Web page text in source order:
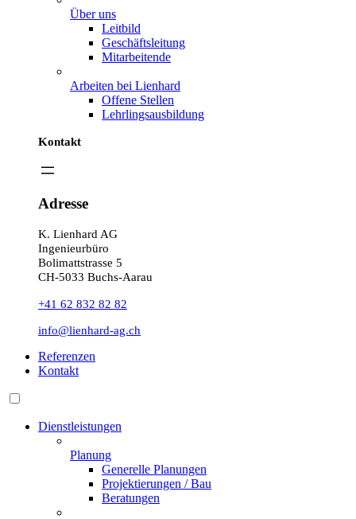
Über uns
Leitbild
Geschäftsleitung
Mitarbeitende
Arbeiten bei Lienhard
Offene Stellen
Lehrlingsausbildung
Kontakt
Adresse
K. Lienhard AG
Ingenieurbüro
Bolimattstrasse 5
CH-5033 Buchs-Aarau
+41 62 832 82 82
info@lienhard-ag.ch
Referenzen
Kontakt
Dienstleistungen
Planung
Generelle Planungen
Projektierungen / Bau
Beratungen